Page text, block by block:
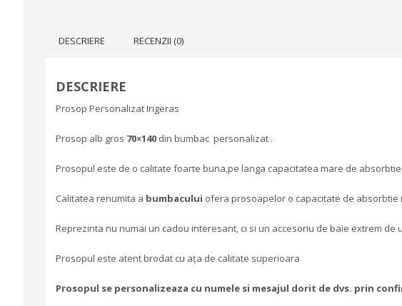
DESCRIERE RECENZII (0)
DESCRIERE
Prosop Personalizat Ingeras
Prosop alb gros 70×140din bumbac personalizat .
Prosopul este de o calitate foarte buna,pe langa capacitatea mare de
Calitatea renumita a bumbacului ofera prosoapelor o capacitate de
Reprezinta nu numai un cadou interesant, ci si un accesoriu de baie extrem de
Prosopul este atent brodat cu ața de calitate superioara
Prosopul se personalizeaza cu numele si mesajul dorit de dvs. prin